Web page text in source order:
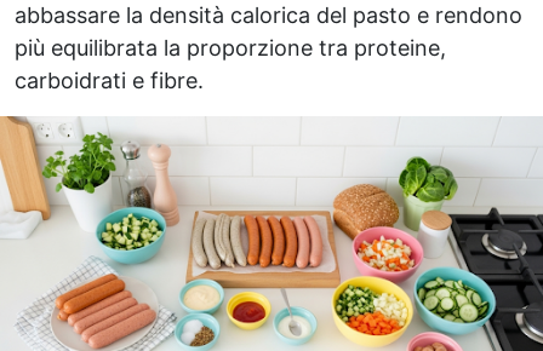
abbassare la densità calorica del pasto e rendono
più equilibrata la proporzione tra proteine,
carboidrati e fibre.